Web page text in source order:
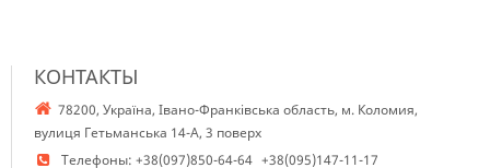
КОНТАКТЫ
78200, Україна, Івано-Франківська область, м. Коломия,
вулиця Гетьманська 14-А, 3 поверх
Телефоны: +38(097)850-64-64 +38(095)147-11-17